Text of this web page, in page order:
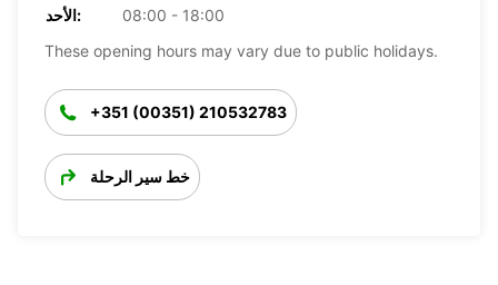
الأحد:
08:00 - 18:00
These opening hours may vary due to public holidays.
+351 (00351) 210532783
خط سير الرحلة